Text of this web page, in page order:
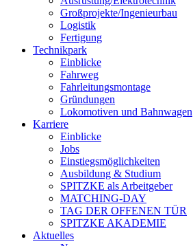
Großprojekte/Ingenieurbau
Logistik
Fertigung
Technikpark
Einblicke
Fahrweg
Fahrleitungsmontage
Gründungen
Lokomotiven und Bahnwagen
Karriere
Einblicke
Jobs
Einstiegsmöglichkeiten
Ausbildung & Studium
SPITZKE als Arbeitgeber
MATCHING-DAY
TAG DER OFFENEN TÜR
SPITZKE AKADEMIE
Aktuelles